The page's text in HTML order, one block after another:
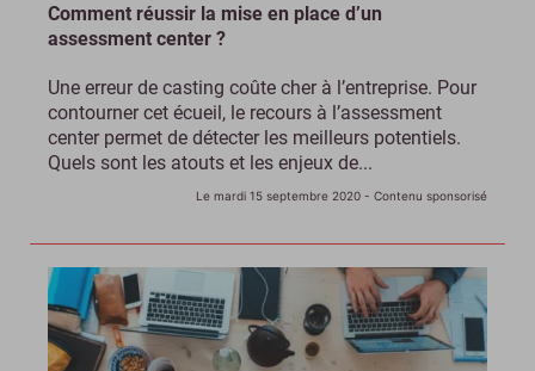
Comment réussir la mise en place d’un
assessment center ?
Une erreur de casting coûte cher à l’entreprise. Pour
contourner cet écueil, le recours à l’assessment
center permet de détecter les meilleurs potentiels.
Quels sont les atouts et les enjeux de...
Le mardi 15 septembre 2020 - Contenu sponsorisé